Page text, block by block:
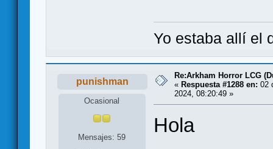
Yo estaba allí el
punishman
Ocasional
Mensajes: 59
Re:Arkham Horror LCG
« Respuesta #1288 en: 02
2024, 08:20:49 »
Hola